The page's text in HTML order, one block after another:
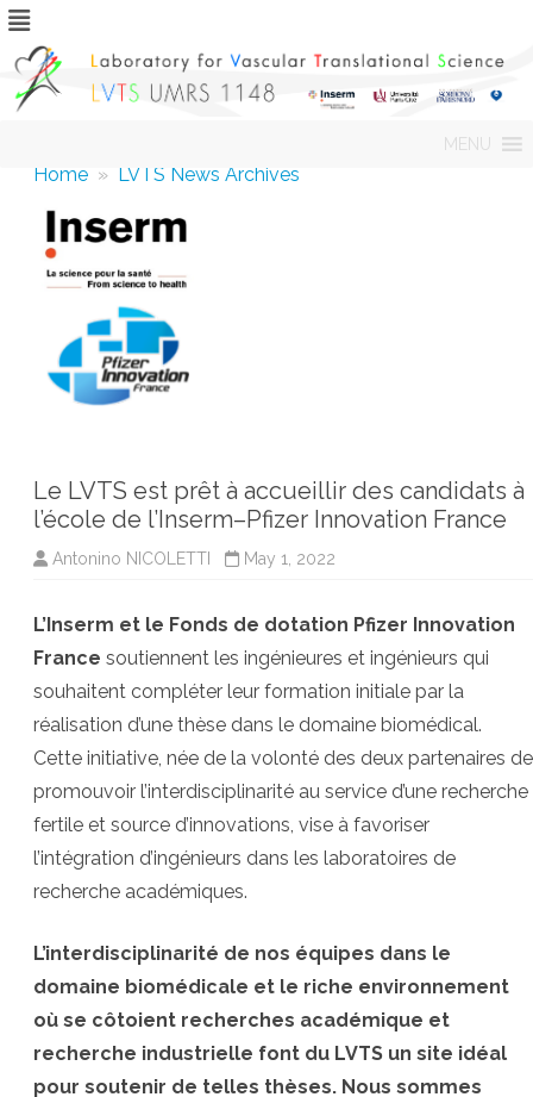
content
MENU
Home » LVTS News Archives
Le LVTS est prêt à accueillir des candidats à
l’école de l’Inserm–Pfizer Innovation France
Antonino NICOLETTI May 1, 2022
L’Inserm et le Fonds de dotation Pfizer Innovation
France soutiennent les ingénieures et ingénieurs qui
souhaitent compléter leur formation initiale par la
réalisation d’une thèse dans le domaine biomédical.
Cette initiative, née de la volonté des deux partenaires de
promouvoir l’interdisciplinarité au service d’une recherche
fertile et source d’innovations, vise à favoriser
l’intégration d’ingénieurs dans les laboratoires de
recherche académiques.
L’interdisciplinarité de nos équipes dans le
domaine biomédicale et le riche environnement
où se côtoient recherches académique et
recherche industrielle font du LVTS un site idéal
pour soutenir de telles thèses. Nous sommes